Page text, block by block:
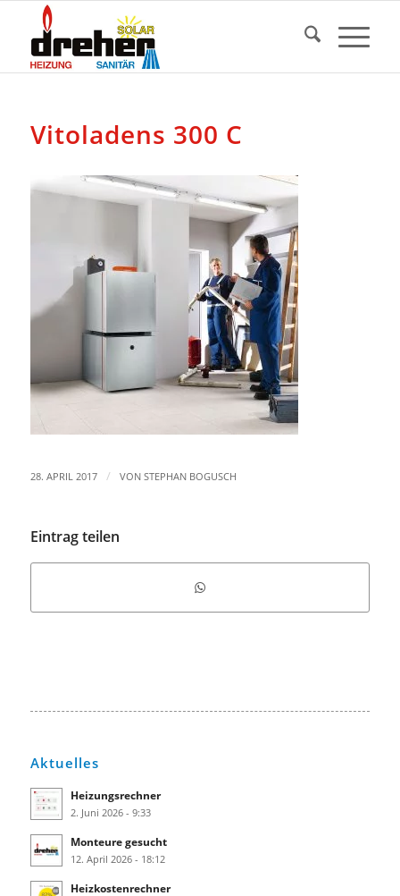
Vitoladens 300 C
28. APRIL 2017 / VON STEPHAN BOGUSCH
Eintrag teilen
Aktuelles
Heizungsrechner
2. Juni 2026 - 9:33
Monteure gesucht
12. April 2026 - 18:12
Heizkostenrechner